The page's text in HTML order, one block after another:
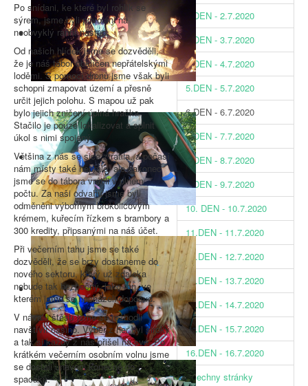
2.DEN - 2.7.2020
3.DEN - 3.7.2020
4.DEN - 4.7.2020
5.DEN - 5.7.2020
6.DEN - 6.7.2020
7.DEN - 7.7.2020
8.DEN - 8.7.2020
9.DEN - 9.7.2020
10. DEN - 10.7.2020
11.DEN - 11.7.2020
12.DEN - 12.7.2020
13.DEN - 13.7.2020
14.DEN - 14.7.2020
15.DEN - 15.7.2020
16.DEN - 16.7.2020
Všechny stránky
Po snídani, ke které byl rohlík se
sýrem, jsme byli povoláni na
neobvyklý ranní nástup.
Od našich hlídek jsme se dozvěděli,
že je náš tábor obklíčen nepřátelskými
loděmi. S pomocí dronů jsme však byli
schopni zmapovat území a přesně
určit jejich polohu. S mapou už pak
bylo jejich zničení úplná hračka.
Stačilo je pouze lokalizovat a splnit
úkol s nimi spojený.
Většina z nás se sice ztratila, a počasí
nám místy také nepřálo, ale nakonec
jsme se do tábora vrátili v plném
počtu. Za naši odvahu jsme byli
odměněni výborným brokolicovým
krémem, kuřecím řízkem s brambory a
300 kredity, připsanými na náš účet.
Při večerním tahu jsme se také
dozvěděli, že se brzy dostaneme do
nového sektoru, který už zdaleka
nebude tak bezpečný, jako ten, ve
kterém jsme se nacházeli doposud.
V návalu štěstí jsme se rozhodli
navštívit casino. Výběr z her byl široký
a tak si každý z nás přišel na své. Po
krátkém večerním osobním volnu jsme
se dostali unaveni konečně do
spacáků.